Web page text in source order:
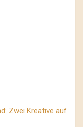
Zwei Kreative auf